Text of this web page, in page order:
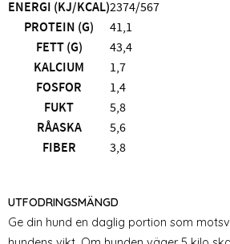
ENERGI (KJ/KCAL)2374/567
PROTEIN (G) 41,1
FETT (G) 43,4
KALCIUM 1,7
FOSFOR 1,4
FUKT 5,8
RÅASKA 5,6
FIBER 3,8
UTFODRINGSMÄNGD
Ge din hund en daglig portion som